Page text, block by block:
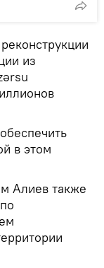
из
в этом
Алиев также